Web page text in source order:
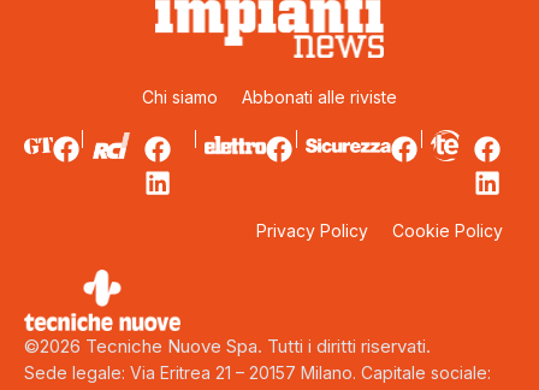
Chi siamo Abbonati alle riviste
Privacy Policy Cookie Policy
©2026 Tecniche Nuove Spa. Tutti i diritti riservati.
Sede legale: Via Eritrea 21 – 20157 Milano. Capitale sociale: